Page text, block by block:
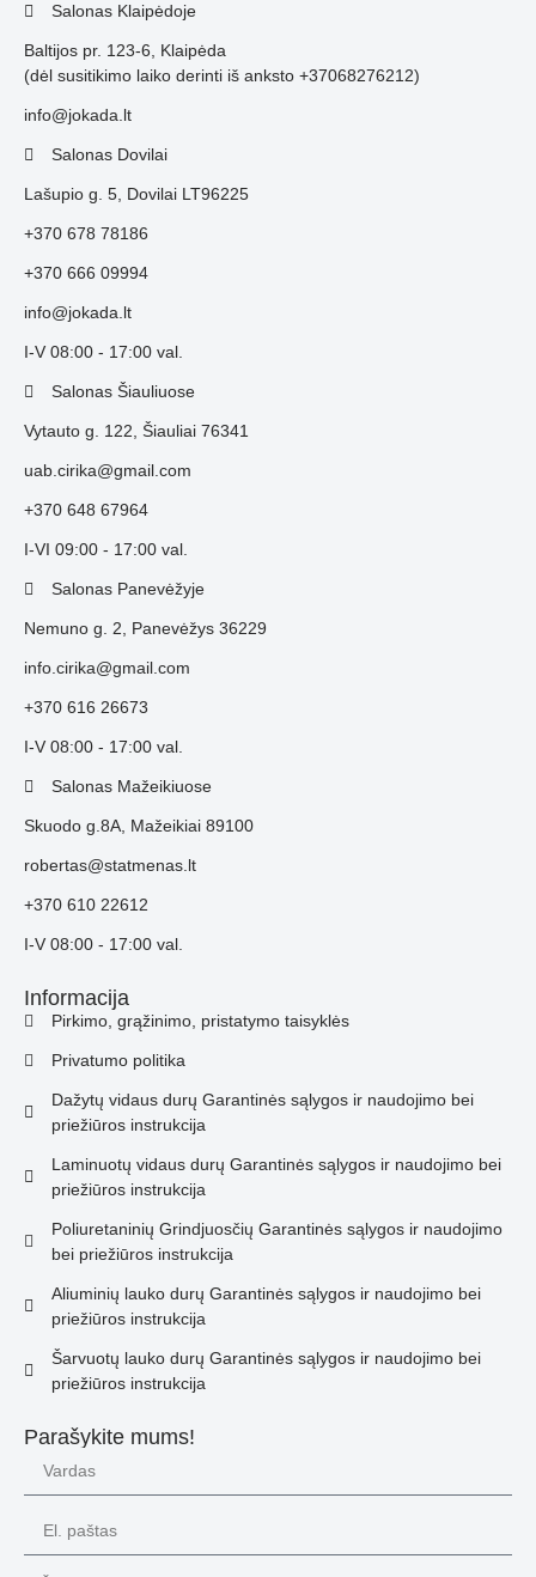
Salonas Klaipėdoje
Baltijos pr. 123-6, Klaipėda
(dėl susitikimo laiko derinti iš anksto +37068276212)
info@jokada.lt
Salonas Dovilai
Lašupio g. 5, Dovilai LT96225
+370 678 78186
+370 666 09994
info@jokada.lt
I-V 08:00 - 17:00 val.
Salonas Šiauliuose
Vytauto g. 122, Šiauliai 76341
uab.cirika@gmail.com
+370 648 67964
I-VI 09:00 - 17:00 val.
Salonas Panevėžyje
Nemuno g. 2, Panevėžys 36229
info.cirika@gmail.com
+370 616 26673
I-V 08:00 - 17:00 val.
Salonas Mažeikiuose
Skuodo g.8A, Mažeikiai 89100
robertas@statmenas.lt
+370 610 22612
I-V 08:00 - 17:00 val.
Informacija
Pirkimo, grąžinimo, pristatymo taisyklės
Privatumo politika
Dažytų vidaus durų Garantinės sąlygos ir naudojimo bei
priežiūros instrukcija
Laminuotų vidaus durų Garantinės sąlygos ir naudojimo bei
priežiūros instrukcija
Poliuretaninių Grindjuosčių Garantinės sąlygos ir naudojimo
bei priežiūros instrukcija
Aliuminių lauko durų Garantinės sąlygos ir naudojimo bei
priežiūros instrukcija
Šarvuotų lauko durų Garantinės sąlygos ir naudojimo bei
priežiūros instrukcija
Parašykite mums!